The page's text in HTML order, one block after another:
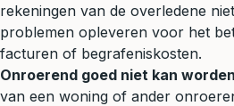
rekeningen van de overledene
problemen opleveren voor het
facturen of begrafeniskosten.
Onroerend goed niet kan
van een woning of ander